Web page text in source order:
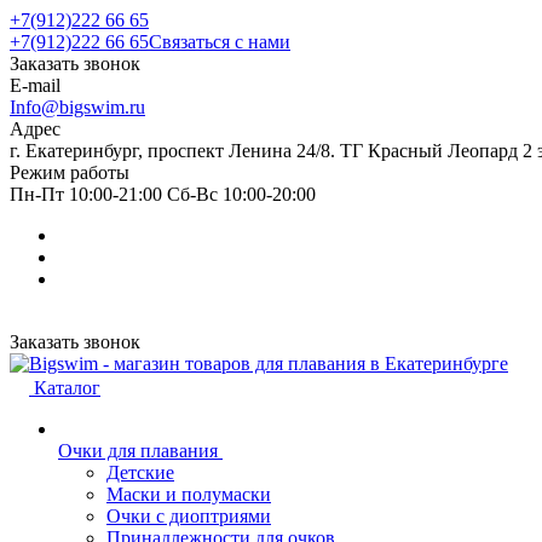
+7(912)222 66 65
+7(912)222 66 65Связаться с нами
Заказать звонок
E-mail
Info@bigswim.ru
Адрес
г. Екатеринбург, проспект Ленина 24/8. ТГ Красный Леопард 2
Режим работы
Пн-Пт 10:00-21:00 Сб-Вс 10:00-20:00
Заказать звонок
Каталог
Очки для плавания
Детские
Маски и полумаски
Очки с диоптриями
Принадлежности для очков